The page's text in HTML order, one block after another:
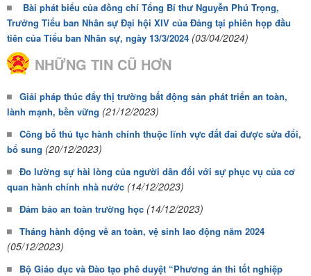
Bài phát biểu của đồng chí Tổng Bí thư Nguyễn Phú Trọng,
Trưởng Tiểu ban Nhân sự Đại hội XIV của Đảng tại phiên họp đầu
tiên của Tiểu ban Nhân sự, ngày 13/3/2024 (03/04/2024)
NHỮNG TIN CŨ HƠN
Giải pháp thúc đẩy thị trường bất động sản phát triển an toàn,
lành mạnh, bền vững (21/12/2023)
Công bố thủ tục hành chính thuộc lĩnh vực đất đai được sửa đổi,
bổ sung (20/12/2023)
Đo lường sự hài lòng của người dân đối với sự phục vụ của cơ
quan hành chính nhà nước (14/12/2023)
Đảm bảo an toàn trường học (14/12/2023)
Tháng hành động về an toàn, vệ sinh lao động năm 2024
(05/12/2023)
Bộ Giáo dục và Đào tạo phê duyệt “Phương án thi tốt nghiệp